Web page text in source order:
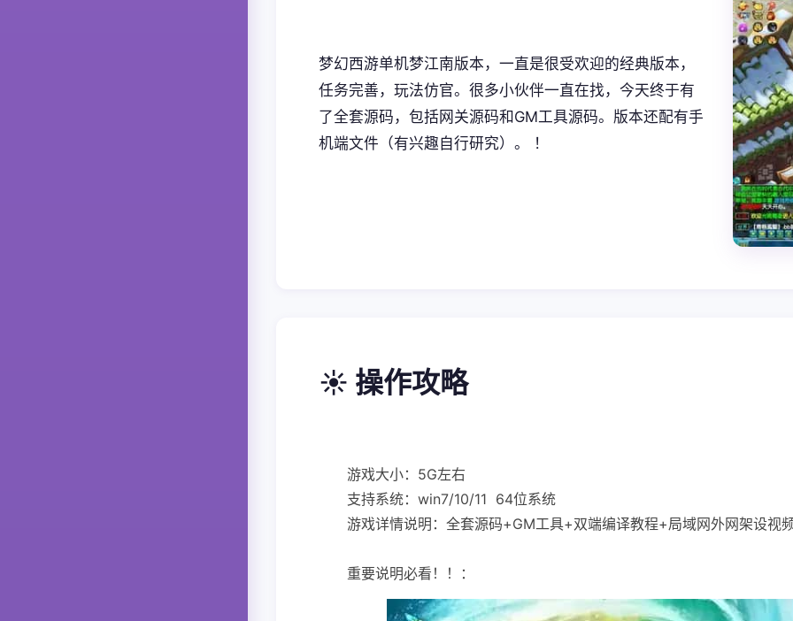
梦幻西游单机梦江南版本，一直是很受欢迎的经典版本，
任务完善，玩法仿官。很多小伙伴一直在找，今天终于有
了全套源码，包括网关源码和GM工具源码。版本还配有手
机端文件（有兴趣自行研究）。 ！
☀️ 操作攻略
游戏大小：5G左右
支持系统：win7/10/11 64位系统
游戏详情说明：全套源码+GM工具+双端编译教程+局域网外网架设视
重要说明必看！！：